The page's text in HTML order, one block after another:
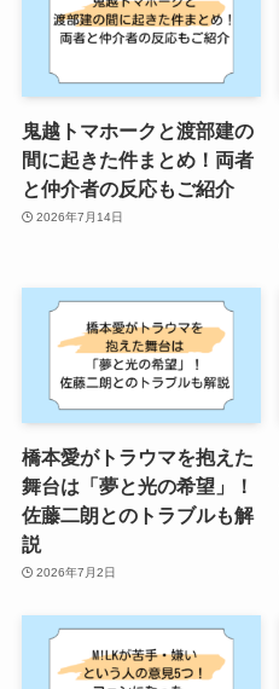
鬼越トマホークと渡部建の
間に起きた件まとめ！両者
と仲介者の反応もご紹介
2026年7月14日
橋本愛がトラウマを抱えた
舞台は「夢と光の希望」！
佐藤二朗とのトラブルも解
説
2026年7月2日